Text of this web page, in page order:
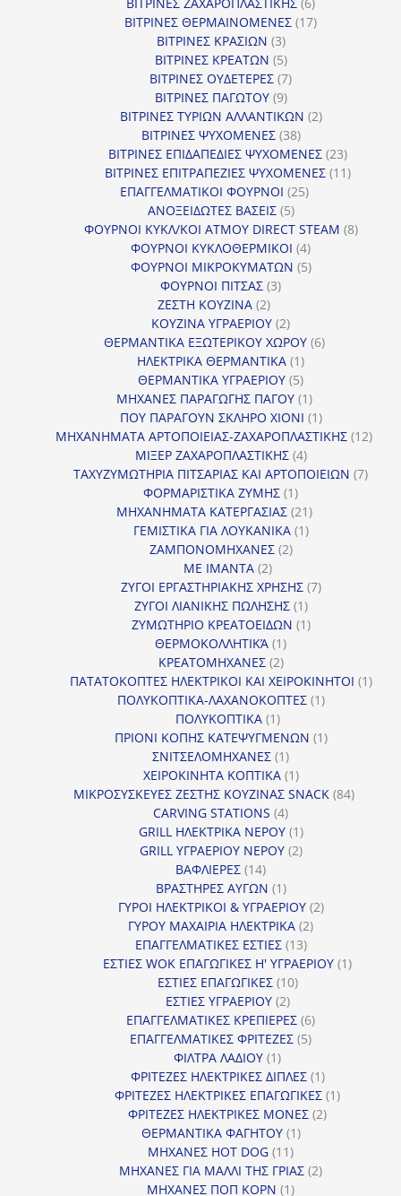
προϊόντα
ΒΙΤΡΙΝΕΣ ΘΕΡΜΑΙΝΟΜΕΝΕΣ 1717
ΒΙΤΡΙΝΕΣ ΚΡΑΣΙΩΝ 33
προϊόντα
ΒΙΤΡΙΝΕΣ ΚΡΕΑΤΩΝ 55
προϊόντα
ΒΙΤΡΙΝΕΣ ΟΥΔΕΤΕΡΕΣ 77
ΒΙΤΡΙΝΕΣ ΠΑΓΩΤΟΥ 99
προϊόντα
ΒΙΤΡΙΝΕΣ ΤΥΡΙΩΝ ΑΛΛΑΝΤΙΚΩΝ 22
ΒΙΤΡΙΝΕΣ ΨΥΧΟΜΕΝΕΣ 3838
προϊόντα
ΒΙΤΡΙΝΕΣ ΕΠΙΔΑΠΕΔΙΕΣ ΨΥΧΟΜΕΝΕΣ 2323
προϊόντα
ΒΙΤΡΙΝΕΣ ΕΠΙΤΡΑΠΕΖΙΕΣ ΨΥΧΟΜΕΝΕΣ 1111
ΕΠΑΓΓΕΛΜΑΤΙΚΟΙ ΦΟΥΡΝΟΙ 2525
ΑΝΟΞΕΙΔΩΤΕΣ ΒΑΣΕΙΣ 55
προϊόντα
ΦΟΥΡΝΟΙ ΚΥΚΛ/ΚΟΙ ΑΤΜΟΥ DIRECT STEAM 88
ΦΟΥΡΝΟΙ ΚΥΚΛΟΘΕΡΜΙΚΟΙ 44
προϊόντα
ΦΟΥΡΝΟΙ ΜΙΚΡΟΚΥΜΑΤΩΝ 55
ΦΟΥΡΝΟΙ ΠΙΤΣΑΣ 33
ΖΕΣΤΗ ΚΟΥΖΙΝΑ 22
προϊόντα
ΚΟΥΖΙΝΑ ΥΓΡΑΕΡΙΟΥ 22
προϊόντα
ΘΕΡΜΑΝΤΙΚΑ ΕΞΩΤΕΡΙΚΟΥ ΧΩΡΟΥ 66
ΗΛΕΚΤΡΙΚΑ ΘΕΡΜΑΝΤΙΚΑ 11
προϊόν
ΘΕΡΜΑΝΤΙΚΑ ΥΓΡΑΕΡΙΟΥ 55
προϊόντα
ΜΗΧΑΝΕΣ ΠΑΡΑΓΩΓΗΣ ΠΑΓΟΥ 11
προϊόν
ΠΟΥ ΠΑΡΑΓΟΥΝ ΣΚΛΗΡΟ ΧΙΟΝΙ 11
προϊόν
ΜΗΧΑΝΗΜΑΤΑ ΑΡΤΟΠΟΙΕΙΑΣ-ΖΑΧΑΡΟΠΛΑΣΤΙΚΗΣ 1212
ΜΙΞΕΡ ΖΑΧΑΡΟΠΛΑΣΤΙΚΗΣ 44
προϊόντα
ΤΑΧΥΖΥΜΩΤΗΡΙΑ ΠΙΤΣΑΡΙΑΣ ΚΑΙ ΑΡΤΟΠΟΙΕΙΩΝ 77
ΦΟΡΜΑΡΙΣΤΙΚΑ ΖΥΜΗΣ 11
προϊόν
ΜΗΧΑΝΗΜΑΤΑ ΚΑΤΕΡΓΑΣΙΑΣ 2121
προϊόντα
ΓΕΜΙΣΤΙΚΑ ΓΙΑ ΛΟΥΚΑΝΙΚΑ 11
ΖΑΜΠΟΝΟΜΗΧΑΝΕΣ 22
ΜΕ ΙΜΑΝΤΑ 22
προϊόντα
ΖΥΓΟΙ ΕΡΓΑΣΤΗΡΙΑΚΗΣ ΧΡΗΣΗΣ 77
ΖΥΓΟΙ ΛΙΑΝΙΚΗΣ ΠΩΛΗΣΗΣ 11
προϊόν
ΖΥΜΩΤΗΡΙΟ ΚΡΕΑΤΟΕΙΔΩΝ 11
ΘΕΡΜΟΚΟΛΛΗΤΙΚΆ 11
προϊόν
ΚΡΕΑΤΟΜΗΧΑΝΕΣ 22
προϊόντα
ΠΑΤΑΤΟΚΟΠΤΕΣ ΗΛΕΚΤΡΙΚΟΙ ΚΑΙ ΧΕΙΡΟΚΙΝΗΤΟΙ 11
ΠΟΛΥΚΟΠΤΙΚΑ-ΛΑΧΑΝΟΚΟΠΤΕΣ 11
ΠΟΛΥΚΟΠΤΙΚΑ 11
προϊόν
ΠΡΙΟΝΙ ΚΟΠΗΣ ΚΑΤΕΨΥΓΜΕΝΩΝ 11
ΣΝΙΤΣΕΛΟΜΗΧΑΝΕΣ 11
προϊόν
ΧΕΙΡΟΚΙΝΗΤΑ ΚΟΠΤΙΚΑ 11
προϊόν
ΜΙΚΡΟΣΥΣΚΕΥΕΣ ΖΕΣΤΗΣ ΚΟΥΖΙΝΑΣ SNACK 8484
CARVING STATIONS 44
προϊόντα
GRILL ΗΛΕΚΤΡΙΚΑ ΝΕΡΟΥ 11
προϊόν
GRILL ΥΓΡΑΕΡΙΟΥ ΝΕΡΟΥ 22
ΒΑΦΛΙΕΡΕΣ 1414
προϊόντα
ΒΡΑΣΤΗΡΕΣ ΑΥΓΩΝ 11
προϊόν
ΓΥΡΟΙ ΗΛΕΚΤΡΙΚΟΙ & ΥΓΡΑΕΡΙΟΥ 22
ΓΥΡΟΥ ΜΑΧΑΙΡΙΑ ΗΛΕΚΤΡΙΚΑ 22
ΕΠΑΓΓΕΛΜΑΤΙΚΕΣ ΕΣΤΙΕΣ 1313
προϊόντα
ΕΣΤΙΕΣ WOK ΕΠΑΓΩΓΙΚΕΣ Η' ΥΓΡΑΕΡΙΟΥ 11
ΕΣΤΙΕΣ ΕΠΑΓΩΓΙΚΕΣ 1010
ΕΣΤΙΕΣ ΥΓΡΑΕΡΙΟΥ 22
προϊόντα
ΕΠΑΓΓΕΛΜΑΤΙΚΕΣ ΚΡΕΠΙΕΡΕΣ 66
προϊόντα
ΕΠΑΓΓΕΛΜΑΤΙΚΕΣ ΦΡΙΤΕΖΕΣ 55
ΦΙΛΤΡΑ ΛΑΔΙΟΥ 11
προϊόν
ΦΡΙΤΕΖΕΣ ΗΛΕΚΤΡΙΚΕΣ ΔΙΠΛΕΣ 11
προϊόν
ΦΡΙΤΕΖΕΣ ΗΛΕΚΤΡΙΚΕΣ ΕΠΑΓΩΓΙΚΕΣ 11
ΦΡΙΤΕΖΕΣ ΗΛΕΚΤΡΙΚΕΣ ΜΟΝΕΣ 22
ΘΕΡΜΑΝΤΙΚΑ ΦΑΓΗΤΟΥ 11
ΜΗΧΑΝΕΣ HOT DOG 1111
προϊόντα
ΜΗΧΑΝΕΣ ΓΙΑ ΜΑΛΛΙ ΤΗΣ ΓΡΙΑΣ 22
ΜΗΧΑΝΕΣ ΠΟΠ ΚΟΡΝ 11